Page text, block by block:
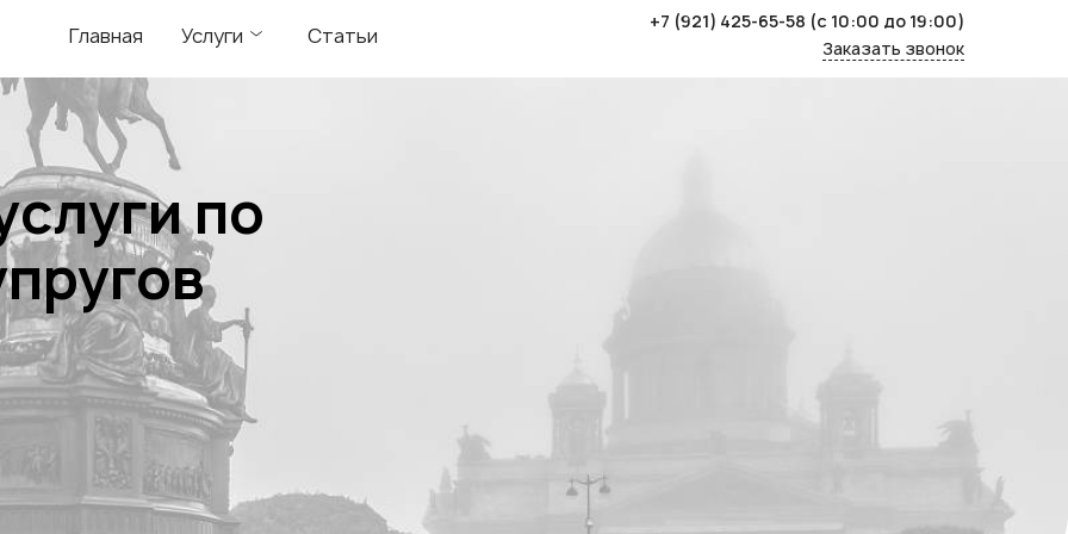
Главная Услуги Статьи
+7 (921) 425-65-58 (с 10:00 до 19:00)
Заказать звонок
по